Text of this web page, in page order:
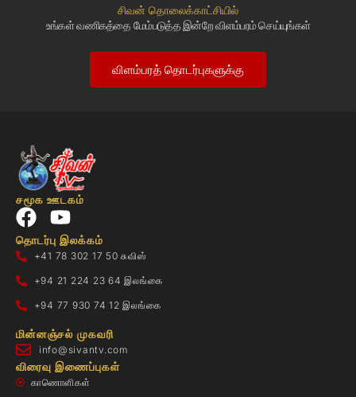
சிவன் தொலைக்காட்சியில்
உங்கள் வணிகத்தை மேம்படுத்த இன்றே விளம்பரம் செய்யுங்கள்
விளம்பரத் தொடர்புகளுக்கு
சமூக ஊடகம்
தொடர்பு இலக்கம்
+41 78 302 17 50 சுவிஸ்
+94 21 224 23 64 இலங்கை
+94 77 930 74 12 இலங்கை
மின்னஞ்சல் முகவரி
info@sivantv.com
விரைவு இணைப்புகள்
காணொளிகள்